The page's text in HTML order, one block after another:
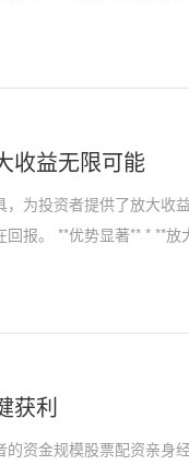
收益无限可能
为投资者提供了放大收
报。 **优势显著** * **放
获利
资金规模股票配资亲身